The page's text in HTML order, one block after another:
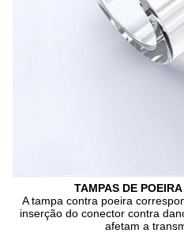
TAMPAS DE
A tampa contra poeira
inserção do conector contra
afetam a